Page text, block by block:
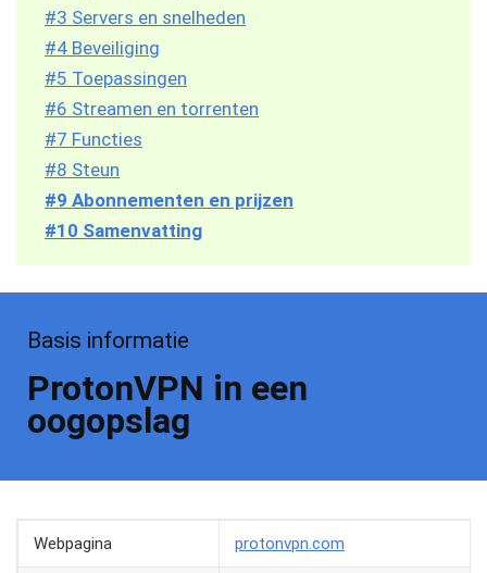
#3 Servers en snelheden
#4 Beveiliging
#5 Toepassingen
#6 Streamen en torrenten
#7 Functies
#8 Steun
#9 Abonnementen en prijzen
#10 Samenvatting
Basis informatie
ProtonVPN in een
oogopslag
Webpagina protonvpn.com